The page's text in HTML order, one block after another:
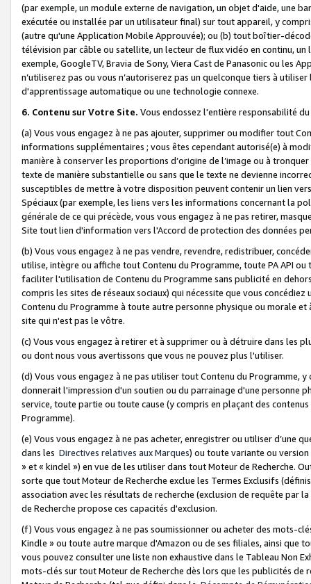
(par exemple, un module externe de navigation, un objet d'aide, une
exécutée ou installée par un utilisateur final) sur tout appareil, y
(autre qu'une Application Mobile Approuvée); ou (b) tout boîtier-
télévision par câble ou satellite, un lecteur de flux vidéo en continu,
exemple, GoogleTV, Bravia de Sony, Viera Cast de Panasonic ou les
n’utiliserez pas ou vous n’autoriserez pas un quelconque tiers à
d'apprentissage automatique ou une technologie connexe.
6. Contenu sur Votre Site. Vous endossez l'entière responsabilité
(a) Vous vous engagez à ne pas ajouter, supprimer ou modifier tout
informations supplémentaires ; vous êtes cependant autorisé(e) à
manière à conserver les proportions d’origine de l’image ou à
texte de manière substantielle ou sans que le texte ne devienne
susceptibles de mettre à votre disposition peuvent contenir un lien
Spéciaux (par exemple, les liens vers les informations concernant la
générale de ce qui précède, vous vous engagez à ne pas retirer,
Site tout lien d'information vers l'Accord de protection des données
(b) Vous vous engagez à ne pas vendre, revendre, redistribuer,
utilise, intègre ou affiche tout Contenu du Programme, toute PA API
faciliter l'utilisation de Contenu du Programme sans publicité en
compris les sites de réseaux sociaux) qui nécessite que vous
Contenu du Programme à toute autre personne physique ou morale
site qui n'est pas le vôtre.
(c) Vous vous engagez à retirer et à supprimer ou à détruire dans les
ou dont nous vous avertissons que vous ne pouvez plus l'utiliser.
(d) Vous vous engagez à ne pas utiliser tout Contenu du Programme,
donnerait l'impression d'un soutien ou du parrainage d'une personne
service, toute partie ou toute cause (y compris en plaçant des
Programme).
(e) Vous vous engagez à ne pas acheter, enregistrer ou utiliser d’une
dans les Directives relatives aux Marques) ou toute variante ou
» et « kindel ») en vue de les utiliser dans tout Moteur de Recherche.
sorte que tout Moteur de Recherche exclue les Termes Exclusifs
association avec les résultats de recherche (exclusion de requête
de Recherche propose ces capacités d'exclusion.
(f) Vous vous engagez à ne pas soumissionner ou acheter des mots-
Kindle » ou toute autre marque d'Amazon ou de ses filiales, ainsi que
vous pouvez consulter une liste non exhaustive dans le Tableau Non
mots-clés sur tout Moteur de Recherche dès lors que les publicités de